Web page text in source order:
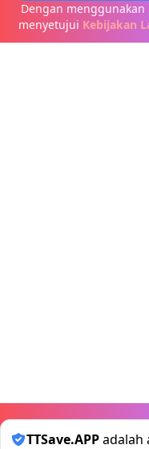
Dengan
menyetujui Kebijakan
TTSave.APPadalah